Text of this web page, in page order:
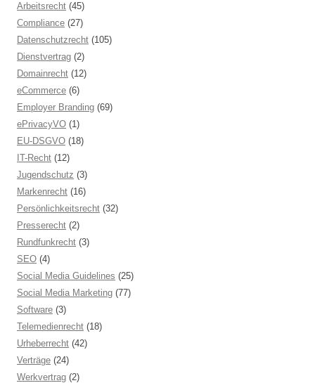
Arbeitsrecht (45)
Compliance (27)
Datenschutzrecht (105)
Dienstvertrag (2)
Domainrecht (12)
eCommerce (6)
Employer Branding (69)
ePrivacyVO (1)
EU-DSGVO (18)
IT-Recht (12)
Jugendschutz (3)
Markenrecht (16)
Persönlichkeitsrecht (32)
Presserecht (2)
Rundfunkrecht (3)
SEO (4)
Social Media Guidelines (25)
Social Media Marketing (77)
Software (3)
Telemedienrecht (18)
Urheberrecht (42)
Verträge (24)
Werkvertrag (2)